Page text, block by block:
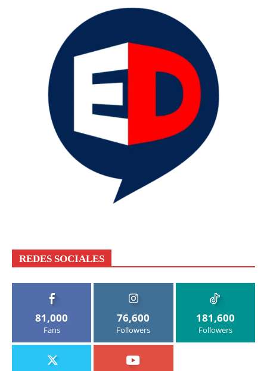
REDES SOCIALES
81,000
Fans
76,600
Followers
181,600
Followers